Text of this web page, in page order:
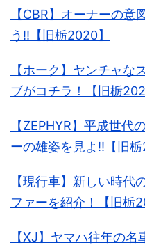
【CBR】オーナーの
う!!【旧栃2020】
【ホーク】ヤンチャな
ブがコチラ！【旧栃
【ZEPHYR】平成世代
ーの雄姿を見よ!!【旧栃
【現行車】新しい時代
ファーを紹介！【旧栃
【XJ】ヤマハ往年の